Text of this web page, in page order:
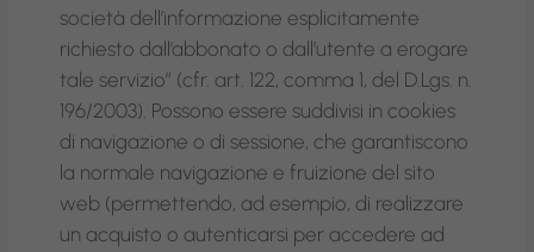
società dell’informazione esplicitamente
richiesto dall’abbonato o dall’utente a erogare
tale servizio” (cfr. art. 122, comma 1, del D.Lgs. n.
196/2003). Possono essere suddivisi in cookies
di navigazione o di sessione, che garantiscono
la normale navigazione e fruizione del sito
web (permettendo, ad esempio, di realizzare
un acquisto o autenticarsi per accedere ad